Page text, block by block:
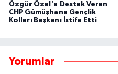
Özgür Özel'e Destek Veren
CHP Gümüşhane Gençlik
Kolları Başkanı İstifa Etti
Yorumlar